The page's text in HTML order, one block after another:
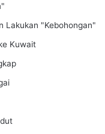
Lakukan "Kebohongan"
Kuwait